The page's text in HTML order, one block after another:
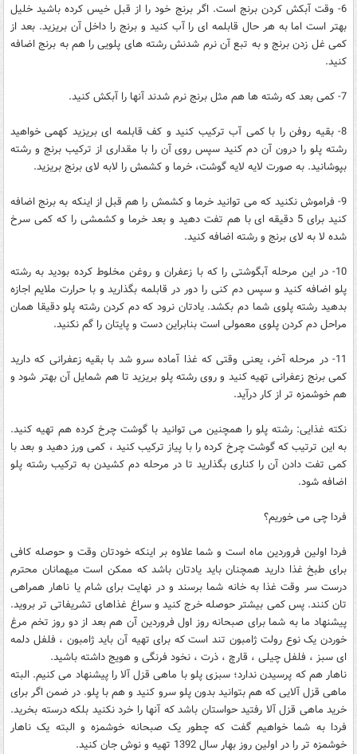
6- وقت آبکش کردن برنج است. اگر برنج خود را از قبل خیس کرده باشید خلیل
بهتر است اما به هر حال قابلمه ای را آب کنید و برنج را داخل آن بریزید. بعد از
کمی غل زدن برنج و به تبع آن نرم شدنش رشته های پلویی را هم به برنج اضافه
کنید.
7- کمی بعد که رشته ها هم مثل برنج نرم شدند آنها را آبکش کنید.
8- بقیه روفن را با کمی آب ترکیب کنید و کف قابلمه ای بریزید کهمی خواهید
رشته پلو را درون آن دم کنید سپس روی آن را با مقداری از ترکیب برنج و رشته
بپوشانید. به صورت لایه لایه گوشت، خرما و کشمش را لابه لای برنج بریزید.
9- فراموش نکنید که می توانید خرما و کشمش را هم قبل از اینکه به برنج اضافه
کنید برای 5 دقیقه ای با هم تفت دهید و بعد خرما و کشمشی را که کمی سرخ
شده لا به لای برنج و رشته اضافه کنید.
10- در این مرحله آبگوشتی را که با زعفران و روغن مخلوط کرده بودید به رشته
پلو اضافه کنید و سپس دم کنی را دور در قابلمه بگذارید و با حرارت ملایم اجازه
بدهید رشته پلوی شما دم بکشد. یادتان نرود که دم کردن رشته پلو دقیقا همان
مراحل دم کردن پلوی معمولی است بنابراین دست و پایتان را گم نکنید.
11- در مرحله آخر، یعنی وقتی که غذا آماده سرو شد با بقیه زعفرانی که دارید
کمی برنج زعفرانی تهیه کنید و روی رشته پلو بریزید تا هم شمایل آن بهتر شود و
هم خوشمزه تر از کار درآید.
نکته غذایی: رشته پلو را همچنین می توانید با گوشت چرخ کرده هم تهیه کنید.
به این ترتیب که گوشت چرخ کرده را با پیاز ترکیب کنید ، کمی ورز دهید و بعد با
کمی تفت دادن آن را کناری بگذارید تا در مرحله دم کشیدن به ترکیب رشته پلو
اضافه شود.
فردا چی می خوریم؟
فردا اولین فروردین ماه است و شما علاوه بر اینکه خودتان وقت و حوصله کافی
برای طبخ غذا دارید همچنان باید یادتان باشد که ممکن است میهمانان محترم
درست سر وقت غذا به خانه شما برسند و در نهایت برای شام یا ناهار همراهی
تان کنند. پس کمی بیشتر حوصله خرج کنید و سراغ غذاهای تشریفاتی تر بروید.
پیشنهاد ما به شما برای صبحانه روز اول فروردین آن هم بعد از دو روز تخم مرغ
خوردن یک نوع رولت ژامبون تند است که برای تهیه آن باید ژامبون ، فلفل دلمه
ای سبز ، فلفل چیلی ، قارچ ، ذرت ، نخود فرنگی و هویج داشته باشید.
ناهار هم که پرسیدن ندارد؛ سبزی پلو با ماهی قزل آلا را پیشنهاد می کنیم. البته
ماهی قزل آلایی که هم بتوانید بدون پلو سرو کنید و هم با پلو. در ضمن اگر برای
خرید ماهی قزل آلا رفتید حواستان باشد که آنها را خرد نکنید بلکه درسته بخرید.
فردا به شما خواهیم گفت که چطور یک صبحانه خوشمزه و البته یک ناهار
خوشمزه تر را در اولین روز بهار سال 1392 تهیه و نوش جان کنید.